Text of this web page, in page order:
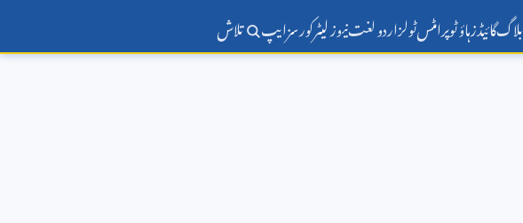
بلاگگائیڈزہاؤ ٹوپرامٹسٹولزاردو لغتنیوز لیٹرکورسزایپ تلاش